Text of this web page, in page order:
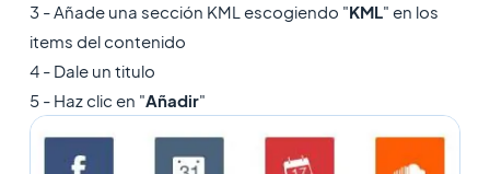
3 - Añade una sección KML escogiendo "KML" en los
items del contenido
4 - Dale un titulo
5 - Haz clic en "Añadir"